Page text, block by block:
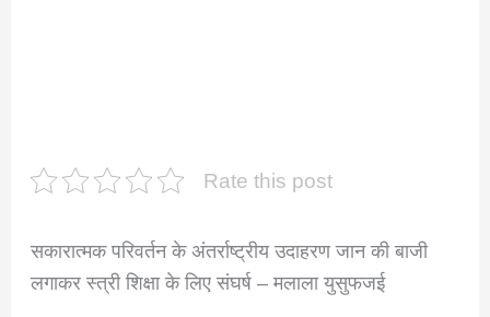
Rate this post
सकारात्मक परिवर्तन के अंतर्राष्ट्रीय उदाहरण जान की बाजी
लगाकर स्त्री शिक्षा के लिए संघर्ष – मलाला युसुफजई